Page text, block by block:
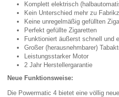
Komplett elektrisch
Kein Unterschied mehr zu
Keine unregelmäßig gefüllten
Perfekt gefüllte Zigaretten
Funktioniert äußerst schnell und
Großer (herausnehmbarer)
Leistungsstarker Motor
2 Jahr Herstellergarantie
Neue Funktionsweise:
Die Powermatic 4 bietet eine völlig